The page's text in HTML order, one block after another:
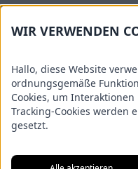
27419 Tiste
Kontakt:
Sehenswertes
WIR VERWENDEN
Hallo, diese Website
ordnungsgemäße
Cookies, um
Tracking-Cookies werden
gesetzt.